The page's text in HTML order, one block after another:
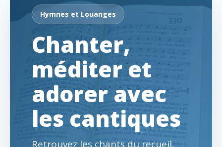
Hymnes et Louanges
Chanter,
méditer et
adorer avec
les cantiques
Retrouvez les chants du recueil,